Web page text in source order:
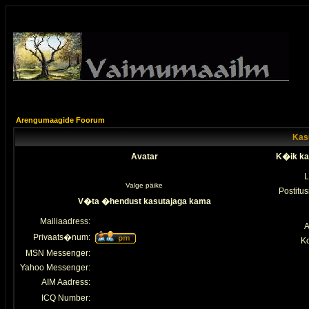
Arengumaagide Foorum
Avatar
K�ik
Valge päike
V�ta �hendust kasutajaga kama
Mailiaadress:
Privaats�num:
MSN Messenger:
Yahoo Messenger:
AIM Aadress:
ICQ Number: